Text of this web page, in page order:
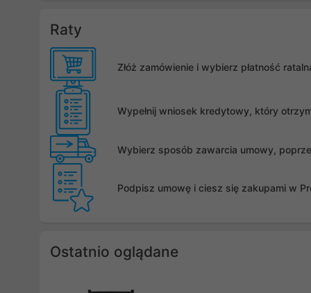
Raty
Złóż zamówienie i wybierz płatność
Wypełnij wniosek kredytowy, który
Wybierz sposób zawarcia umowy,
Podpisz umowę i ciesz się zakupami w
Ostatnio oglądane